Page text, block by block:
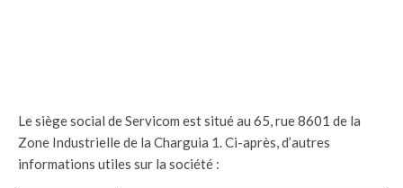
Le siège social de Servicom est situé au 65, rue 8601 de la
Zone Industrielle de la Charguia 1. Ci-après, d’autres
informations utiles sur la société :